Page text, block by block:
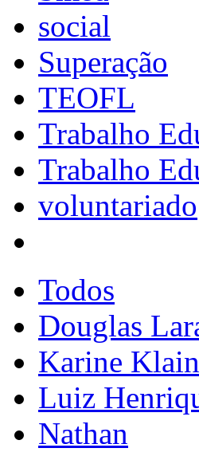
social
Superação
TEOFL
Trabalho
Trabalho
voluntariado
Todos
Douglas
Karine
Luiz
Nathan